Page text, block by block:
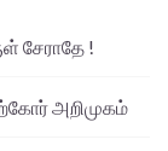
சேராதே !
அறிமுகம்